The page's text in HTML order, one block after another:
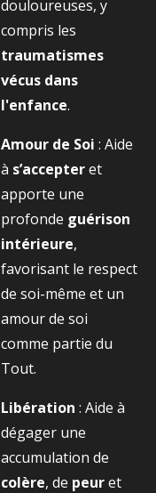
douloureuses, y
compris les
traumatismes
vécus dans
l'enfance.
Amour de Soi : Aide
à s’accepteret
apporte une
profonde guérison
intérieure,
favorisant le respect
de soi-même et un
amour de soi
comme partie du
Tout.
Libération : Aide à
dégager une
accumulation de
colère, de peuret